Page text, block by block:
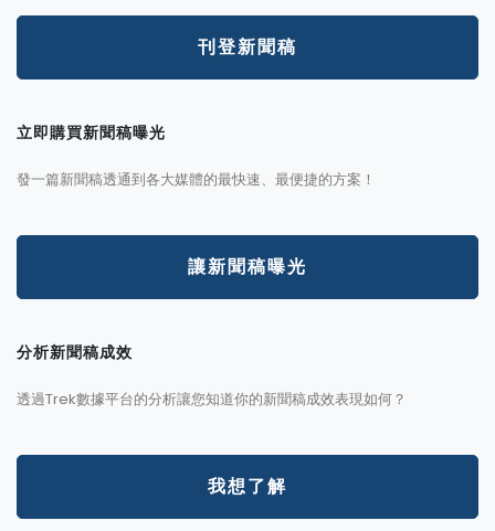
刊登新聞稿
立即購買新聞稿曝光
發一篇新聞稿透通到各大媒體的最快速、最便捷的方案！
讓新聞稿曝光
分析新聞稿成效
透過Trek數據平台的分析讓您知道你的新聞稿成效表現如何？
我想了解